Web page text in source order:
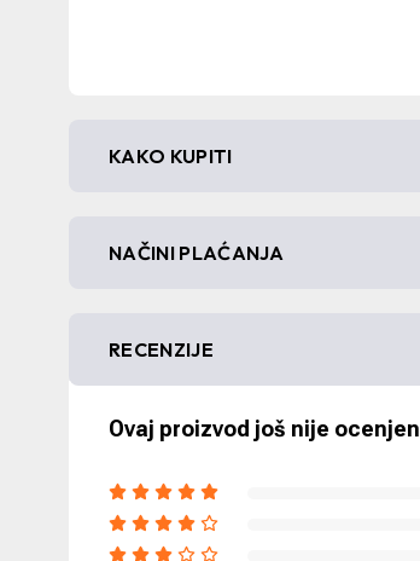
KAKO KUPITI
NAČINI PLAĆANJA
RECENZIJE
Ovaj proizvod još nije ocenjen